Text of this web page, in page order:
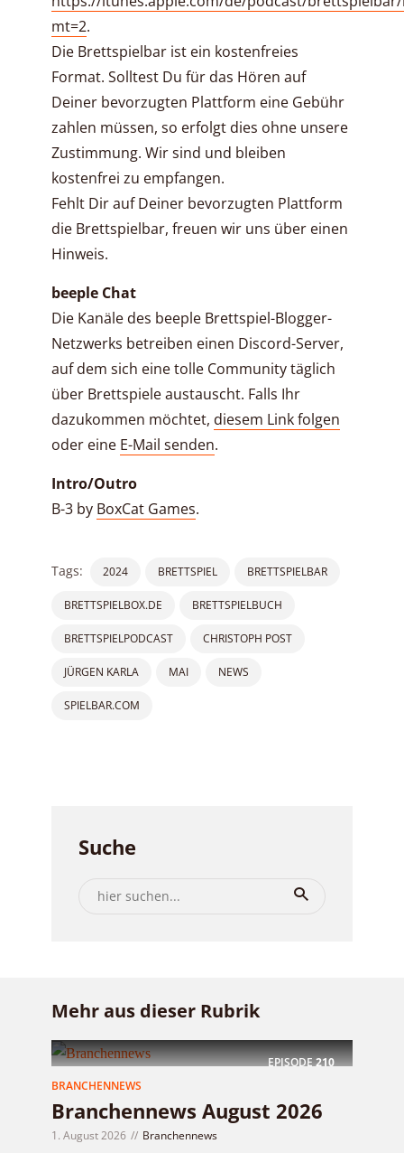
mt=2.
Die Brettspielbar ist ein kostenfreies
Format. Solltest Du für das Hören auf
Deiner bevorzugten Plattform eine Gebühr
zahlen müssen, so erfolgt dies ohne unsere
Zustimmung. Wir sind und bleiben
kostenfrei zu empfangen.
Fehlt Dir auf Deiner bevorzugten Plattform
die Brettspielbar, freuen wir uns über einen
Hinweis.
beeple Chat
Die Kanäle des beeple Brettspiel-Blogger-
Netzwerks betreiben einen Discord-Server,
auf dem sich eine tolle Community täglich
über Brettspiele austauscht. Falls Ihr
dazukommen möchtet, diesem Link folgen
oder eine E-Mail senden.
Intro/Outro
B-3 by BoxCat Games.
Tags: 2024 BRETTSPIEL BRETTSPIELBAR
BRETTSPIELBOX.DE BRETTSPIELBUCH
BRETTSPIELPODCAST CHRISTOPH POST
JÜRGEN KARLA MAI NEWS
SPIELBAR.COM
Suche
Mehr aus dieser Rubrik
EPISODE210
BRANCHENNEWS
Branchennews August 2026
1. August 2026 Branchennews